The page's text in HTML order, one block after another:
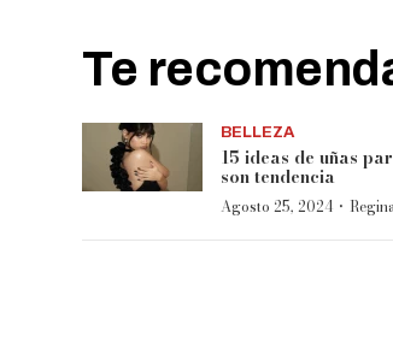
Te
BELLEZA
15 ideas de uñas
son tendencia
Agosto 25, 2024 ·